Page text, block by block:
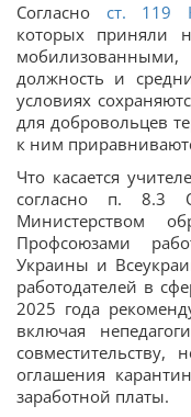
Согласно ст. 119
которых приняли
должность и
условиях
для добровольцев
к ним
Что касается
согласно п. 8.3
Министерством
Профсоюзами
Украины и
работодателей в
2025 года
включая
оглашения
заработной платы.